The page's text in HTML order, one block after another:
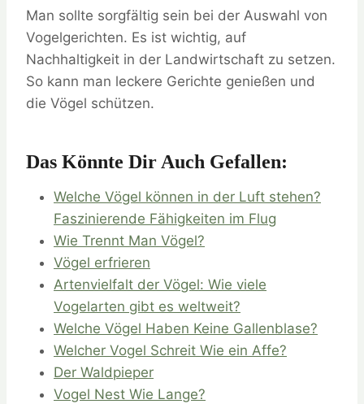
Man sollte sorgfältig sein bei der Auswahl von
Vogelgerichten. Es ist wichtig, auf
Nachhaltigkeit in der Landwirtschaft zu setzen.
So kann man leckere Gerichte genießen und
die Vögel schützen.
Das Könnte Dir Auch Gefallen:
Welche Vögel können in der Luft stehen?
Faszinierende Fähigkeiten im Flug
Wie Trennt Man Vögel?
Vögel erfrieren
Artenvielfalt der Vögel: Wie viele
Vogelarten gibt es weltweit?
Welche Vögel Haben Keine Gallenblase?
Welcher Vogel Schreit Wie ein Affe?
Der Waldpieper
Vogel Nest Wie Lange?